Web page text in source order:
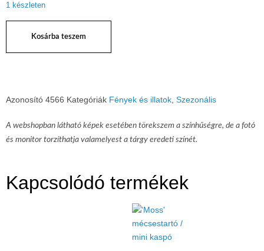
1 készleten
Kosárba teszem
Azonosító 4566 Kategóriák Fények és illatok Szezonális
A webshopban látható képek esetében törekszem a színhűségre, de a fotó
és monitor torzíthatja valamelyest a tárgy eredeti színét.
Kapcsolódó termékek